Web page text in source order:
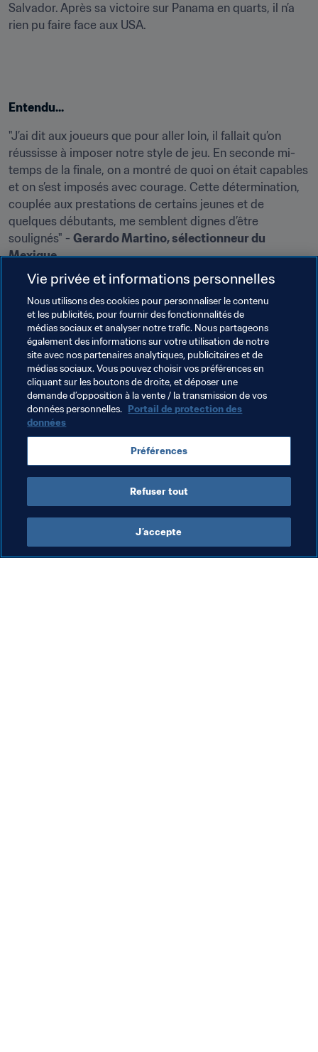
Salvador. Après sa victoire sur Panama en quarts, il n’a
rien pu faire face aux USA.
Entendu...
"J’ai dit aux joueurs que pour aller loin, il fallait qu’on
réussisse à imposer notre style de jeu. En seconde mi-
temps de la finale, on a montré de quoi on était capables
et on s’est imposés avec courage. Cette détermination,
couplée aux prestations de certains jeunes et de
quelques débutants, me semblent dignes d’être
soulignés" - Gerardo Martino, sélectionneur du
Mexique.
🏆 Meilleur joueur : Raúl Jiménez [[flag-mex-s]]
⚽️ Meilleur buteur : Jonathan David (6 goles) [[flag-can-
🧤 Meilleur gardien : Guillermo Ochoa [[flag-mex-s]]
💪 Meilleur jeune joueur : Christian Pulisic [[flag-usa-s]]
🤝 Fair Play : États-Unis [[flag-usa-s]]
Vie privée et informations personnelles
Nous utilisons des cookies pour personnaliser le contenu
et les publicités, pour fournir des fonctionnalités de
médias sociaux et analyser notre trafic. Nous partageons
également des informations sur votre utilisation de notre
site avec nos partenaires analytiques, publicitaires et de
médias sociaux. Vous pouvez choisir vos préférences en
cliquant sur les boutons de droite, et déposer une
demande d’opposition à la vente / la transmission de vos
données personnelles. Portail de protection des
données
Préférences
Refuser tout
J’accepte